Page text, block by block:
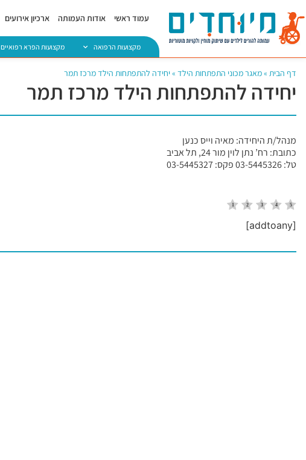
עמוד ראשי אודות העמותה ארכיון אירועים
מקצועות הרפואה מקצועות הפרא רפואיים
דף הבית »מאגר מכוני התפתחות הילד »יחידה להתפתחות הילד מרכז תמר
יחידה להתפתחות הילד מרכז תמר
מנהל/ת היחידה: מאיה וייס כנען
כתובת: רח’ נתן לוין מור 24, תל אביב
טל: 03-5445326 פקס: 03-5445327
[addtoany]